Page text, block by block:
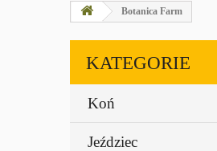
Botanica Farm
KATEGORIE
Koń
Jeździec